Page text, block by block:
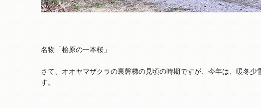
名物「桧原の一本桜」
さて、オオヤマザクラの裏磐梯の見頃の時期ですが、今年は、暖冬
す。